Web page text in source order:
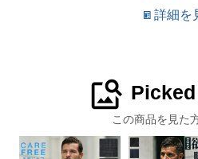
詳細を
image_search
この商品を見た